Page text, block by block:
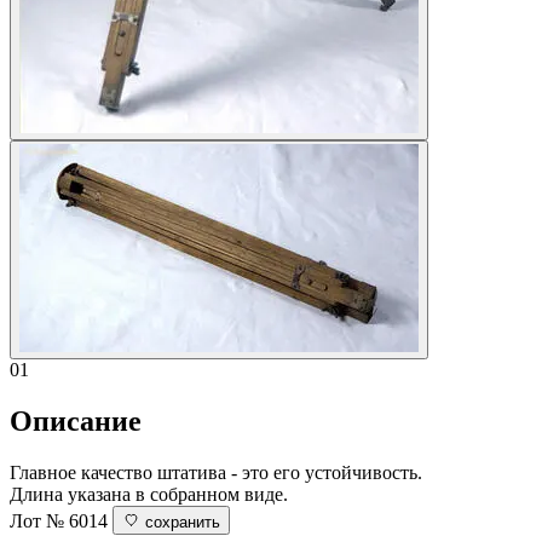
01
Описание
Главное качество штатива - это его устойчивость.
Длина указана в собранном виде.
Лот № 6014
сохранить